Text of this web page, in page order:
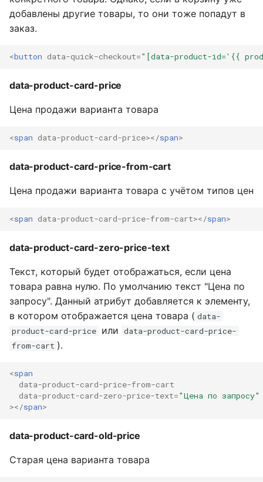
добавлены другие товары, то они тоже попадут в
заказ.
<button data-quick-checkout="[data-product-id='{{
data-product-card-price
Цена продажи варианта товара
<span data-product-card-price></span>
data-product-card-price-from-cart
Цена продажи варианта товара с учётом типов цен
<span data-product-card-price-from-cart></span>
data-product-card-zero-price-text
Текст, который будет отображаться, если цена
товара равна нулю. По умолчанию текст "Цена по
запросу". Данный атрибут добавляется к элементу,
в котором отображается цена товара ( data-
product-card-price или data-product-card-price-
from-cart ).
<span
data-product-card-price-from-cart
data-product-card-zero-price-text="Цена по запросу"
></span>
data-product-card-old-price
Старая цена варианта товара